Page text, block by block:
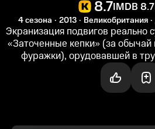
8.7IMDB 8.7
4 сезона 2013 Великобритания
Экранизация подвигов реально
«Заточенные кепки» (за обычай
фуражки), орудовавшей в
Бирмингема 1920-х.